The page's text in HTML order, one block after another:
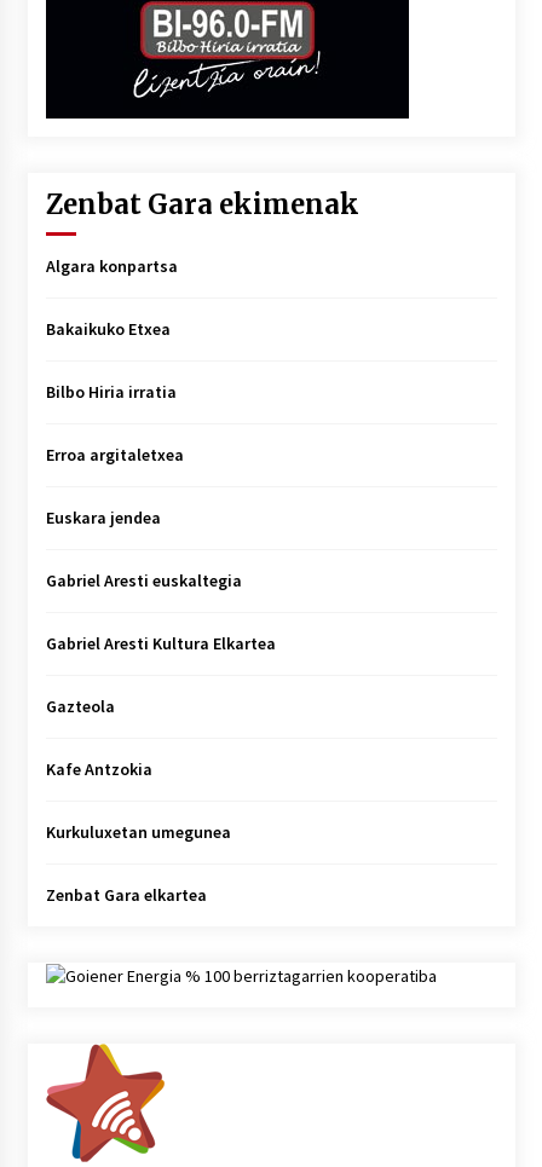
Zenbat Gara ekimenak
Algara konpartsa
Bakaikuko Etxea
Bilbo Hiria irratia
Erroa argitaletxea
Euskara jendea
Gabriel Aresti euskaltegia
Gabriel Aresti Kultura Elkartea
Gazteola
Kafe Antzokia
Kurkuluxetan umegunea
Zenbat Gara elkartea